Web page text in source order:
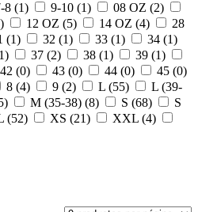
8 (1) 9-10 (1)
08 OZ (2)
12 OZ (5) 14 OZ (4)
28
(1) 32 (1) 33 (1)
34 (1)
37 (2) 38 (1)
39 (1)
42 (0) 43 (0) 44 (0)
45 (0)
8 (4) 9 (2) L (55)
L (39-
M (35-38) (8) S (68)
S
(52) XS (21)
XXL (4)